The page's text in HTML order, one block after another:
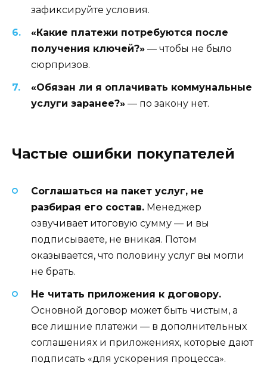
зафиксируйте условия.
«Какие платежи потребуются после
получения ключей?» — чтобы не было
сюрпризов.
«Обязан ли я оплачивать коммунальные
услуги заранее?» — по закону нет.
Частые ошибки покупателей
Соглашаться на пакет услуг, не
разбирая его состав. Менеджер
озвучивает итоговую сумму — и вы
подписываете, не вникая. Потом
оказывается, что половину услуг вы могли
не брать.
Не читать приложения к договору.
Основной договор может быть чистым, а
все лишние платежи — в дополнительных
соглашениях и приложениях, которые дают
подписать «для ускорения процесса».